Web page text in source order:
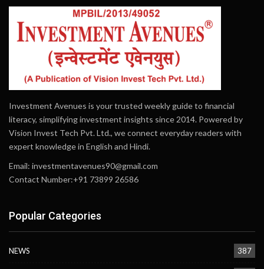
Investment Avenues is your trusted weekly guide to financial
literacy, simplifying investment insights since 2014. Powered by
Vision Invest Tech Pvt. Ltd., we connect everyday readers with
expert knowledge in English and Hindi.
Email: investmentavenues90@gmail.com
Contact Number:+91 73899 26586
Popular Categories
NEWS 387